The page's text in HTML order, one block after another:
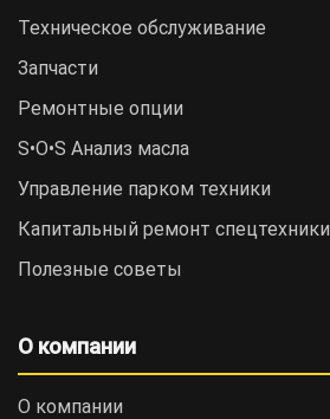
Техническое обслуживание
Запчасти
Ремонтные опции
S•O•S Анализ масла
Управление парком техники
Капитальный ремонт спецтехники
Полезные советы
О компании
О компании